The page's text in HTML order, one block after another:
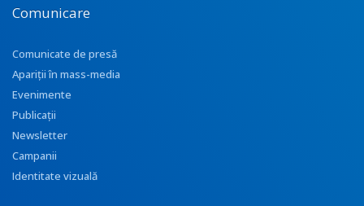
Comunicare
Comunicate de presă
Apariţii în mass-media
Evenimente
Publicații
Newsletter
Campanii
Identitate vizuală